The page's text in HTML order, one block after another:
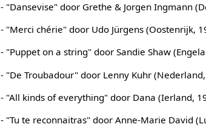
- "Dansevise" door Grethe & Jorgen Ingmann
- "Merci chérie" door Udo Jürgens (Oostenrijk,
- "Puppet on a string" door Sandie Shaw
- "De Troubadour" door Lenny Kuhr
- "All kinds of everything" door Dana (Ierland,
- "Tu te reconnaitras" door Anne-Marie David